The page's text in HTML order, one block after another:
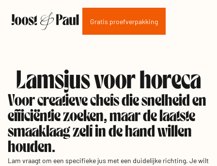
Gratis proefverpakking
Lamsjus voor horeca
Voor creatieve chefs die snelheid en
efficiëntie zoeken, maar de laatste
smaaklaag zelf in de hand willen
houden.
Lam vraagt om een specifieke jus met een duidelijke richting. Je wilt